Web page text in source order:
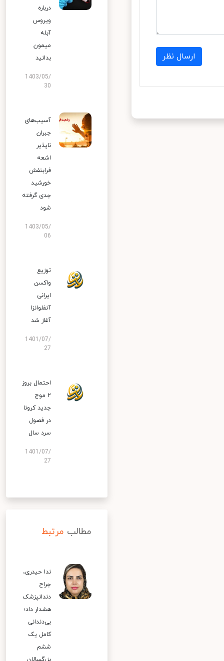
ارسال نظر
درباره
ویروس
آبله
میمون
بدانید
1403/05/
30
آسیب‌های
جبران
ناپذیر
اشعه
فرابنفش
خورشید
جدی گرفته
شود
1403/05/
06
توزیع
واکسن
ایرانی
آنفلوانزا
آغاز شد
1401/07/
27
احتمال بروز
۲ موج
جدید کرونا
در فصول
سرد سال
1401/07/
27
مطالب مرتبط
ندا حیدری،
جراح
دندانپزشک
هشدار داد؛
بی‌دندانی
کامل یک
ششم